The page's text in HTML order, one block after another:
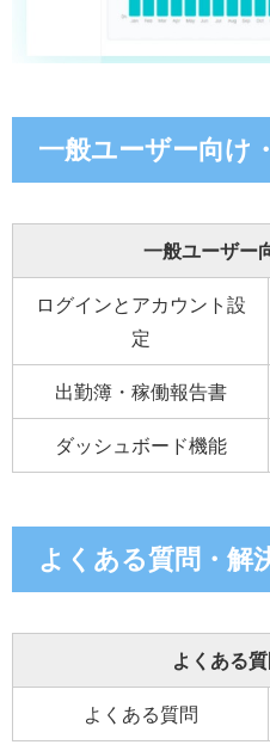
一般ユーザー向け
一般ユーザー
ログインとアカウント設
定
出勤簿・稼働報告書
ダッシュボード機能
よくある質問・解
よくある
よくある質問